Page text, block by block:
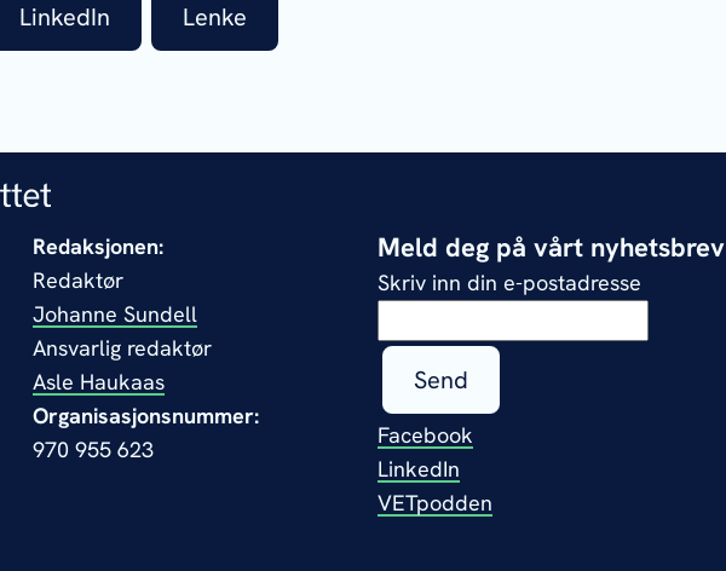
LinkedIn Lenke
Redaksjonen:
Redaktør
Johanne Sundell
Ansvarlig redaktør
Asle Haukaas
Organisasjonsnummer:
970 955 623
Meld deg på vårt nyhetsbrev
Skriv inn din e-postadresse
Send
Facebook
LinkedIn
VETpodden